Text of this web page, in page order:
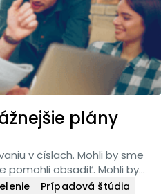
plány
v číslach. Mohli by sme
obsadiť. Mohli by...
Prípadová štúdia